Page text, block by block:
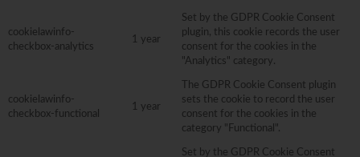
cookielawinfo-
checkbox-analytics
1 year
Set by the GDPR Cookie Consent
plugin, this cookie records the user
consent for the cookies in the
"Analytics" category.
cookielawinfo-
checkbox-functional
1 year
The GDPR Cookie Consent plugin
sets the cookie to record the user
consent for the cookies in the
category "Functional".
Set by the GDPR Cookie Consent